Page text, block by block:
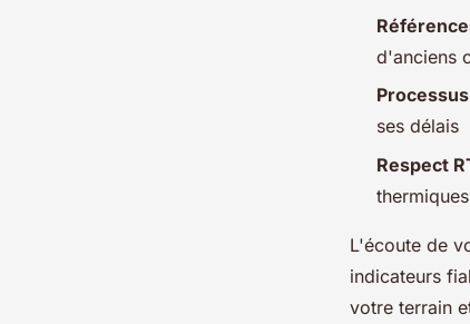
d'anciens
ses délais
Respect
L'écoute de
indicateurs
votre terrain